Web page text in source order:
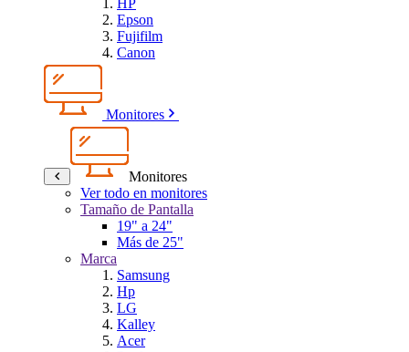
HP
Epson
Fujifilm
Canon
Monitores
Monitores
Ver todo en monitores
Tamaño de Pantalla
19" a 24"
Más de 25"
Marca
Samsung
Hp
LG
Kalley
Acer